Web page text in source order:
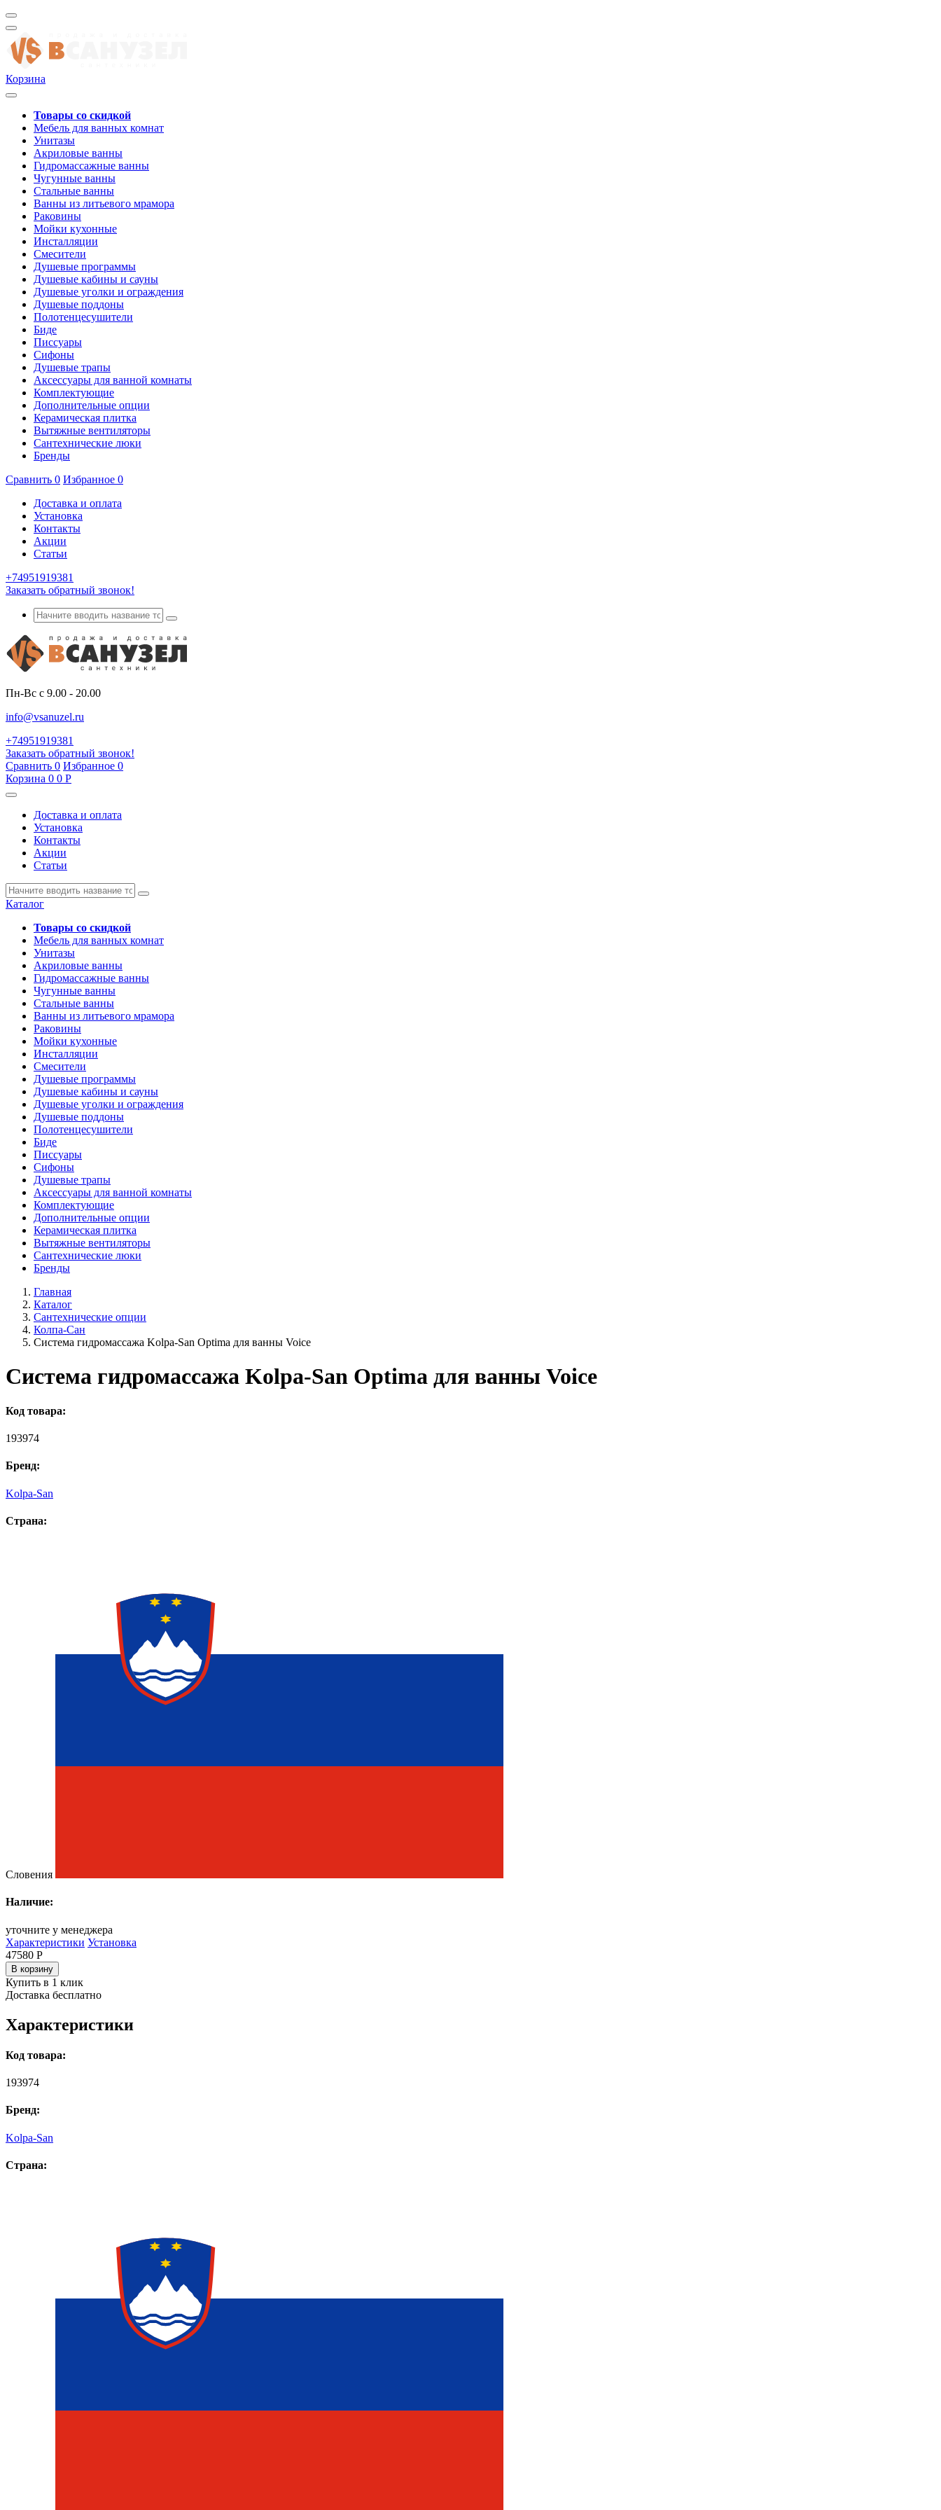
Корзина
Товары со скидкой
Мебель для ванных комнат
Унитазы
Акриловые ванны
Гидромассажные ванны
Чугунные ванны
Стальные ванны
Ванны из литьевого мрамора
Раковины
Мойки кухонные
Инсталляции
Смесители
Душевые программы
Душевые кабины и сауны
Душевые уголки и ограждения
Душевые поддоны
Полотенцесушители
Биде
Писсуары
Сифоны
Душевые трапы
Аксессуары для ванной комнаты
Комплектующие
Дополнительные опции
Керамическая плитка
Вытяжные вентиляторы
Сантехнические люки
Бренды
Сравнить 0 Избранное 0
Доставка и оплата
Установка
Контакты
Акции
Статьи
+74951919381
Заказать обратный звонок!
Пн-Вс с 9.00 - 20.00
info@vsanuzel.ru
+74951919381
Заказать обратный звонок!
Сравнить 0 Избранное 0
Корзина 0 0 Р
Доставка и оплата
Установка
Контакты
Акции
Статьи
Каталог
Товары со скидкой
Мебель для ванных комнат
Унитазы
Акриловые ванны
Гидромассажные ванны
Чугунные ванны
Стальные ванны
Ванны из литьевого мрамора
Раковины
Мойки кухонные
Инсталляции
Смесители
Душевые программы
Душевые кабины и сауны
Душевые уголки и ограждения
Душевые поддоны
Полотенцесушители
Биде
Писсуары
Сифоны
Душевые трапы
Аксессуары для ванной комнаты
Комплектующие
Дополнительные опции
Керамическая плитка
Вытяжные вентиляторы
Сантехнические люки
Бренды
Главная
Каталог
Сантехнические опции
Колпа-Сан
Система гидромассажа Kolpa-San Optima для ванны Voice
Система гидромассажа Kolpa-San Optima для ванны Voice
Код товара:
193974
Бренд:
Kolpa-San
Страна:
Словения
Наличие:
уточните у менеджера
Характеристики Установка
47580 Р
В корзину
Купить в 1 клик
Доставка бесплатно
Характеристики
Код товара:
193974
Бренд:
Kolpa-San
Страна: